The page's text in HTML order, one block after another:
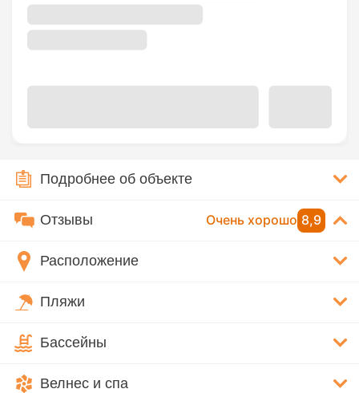
Подробнее об объекте
Отзывы Очень хорошо 8,9
Расположение
Пляжи
Бассейны
Велнес и спа